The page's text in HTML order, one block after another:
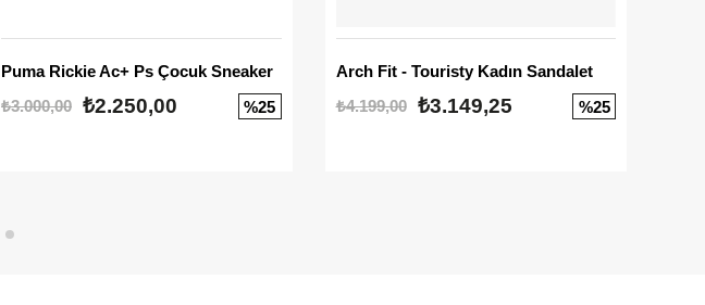
Puma Rickie Ac+ Ps Çocuk Sneaker
₺3.000,00 ₺2.250,00 %25
Arch Fit - Touristy Kadın Sandalet
₺4.199,00
₺3.149,25 %25